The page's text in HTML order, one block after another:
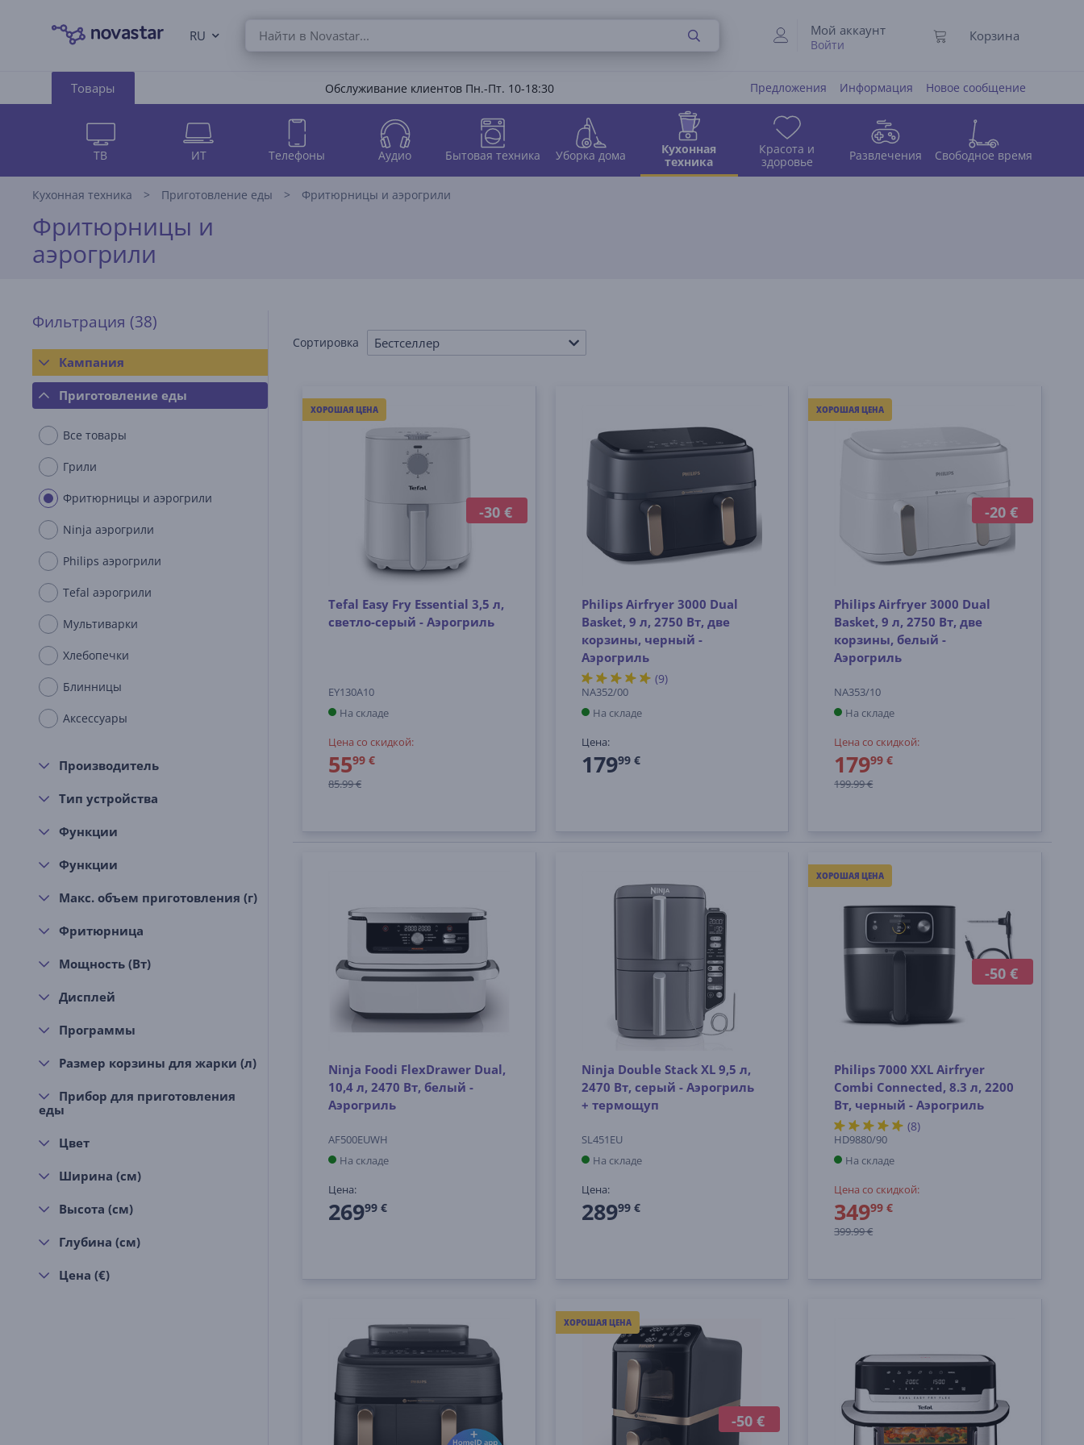
RU Мой аккаунт
Войти
Корзина
Товары Обслуживание клиентов Пн.-Пт. 10-18:30 Предложения Информация Новое сообщение
ТВ ИТ Телефоны Аудио Бытовая техника Уборка дома
Кухонная
техника
Красота и
здоровье
Развлечения Свободное время
Кухонная техника Приготовление еды Фритюрницы и аэрогрили
Фритюрницы и
аэрогрили
Фильтрация (38)
Кампания
Приготовление еды
Все товары
Грили
Фритюрницы и аэрогрили
Ninja аэрогрили
Philips аэрогрили
Tefal аэрогрили
Мультиварки
Хлебопечки
Блинницы
Аксессуары
Производитель
Тип устройства
Функции
Функции
Макс. объем приготовления (г)
Фритюрница
Мощность (Вт)
Дисплей
Программы
Размер корзины для жарки (л)
еды
Цвет
Ширина (см)
Высота (см)
Глубина (см)
Цена (€)
Сортировка Бестселлер
ХОРОШАЯ ЦЕНА
-30 €
Tefal Easy Fry Essential 3,5 л,
светло-серый - Аэрогриль
EY130A10
На складе
Цена со скидкой:
5599 €
85.99 €
Philips Airfryer 3000 Dual
Basket, 9 л, 2750 Вт, две
корзины, черный -
Аэрогриль
(9)
NA352/00
На складе
Цена:
17999 €
ХОРОШАЯ ЦЕНА
-20 €
Philips Airfryer 3000 Dual
Basket, 9 л, 2750 Вт, две
корзины, белый -
Аэрогриль
NA353/10
На складе
Цена со скидкой:
17999 €
199.99 €
Ninja Foodi FlexDrawer Dual,
10,4 л, 2470 Вт, белый -
Аэрогриль
AF500EUWH
На складе
Цена:
26999 €
Ninja Double Stack XL 9,5 л,
2470 Вт, серый - Аэрогриль
+ термощуп
SL451EU
На складе
Цена:
28999 €
ХОРОШАЯ ЦЕНА
-50 €
Philips 7000 XXL Airfryer
Combi Connected, 8.3 л, 2200
Вт, черный - Аэрогриль
(8)
HD9880/90
На складе
Цена со скидкой:
34999 €
399.99 €
ХОРОШАЯ ЦЕНА
-50 €